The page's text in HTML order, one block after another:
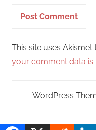
This site uses Akismet
your comment data is
WordPress